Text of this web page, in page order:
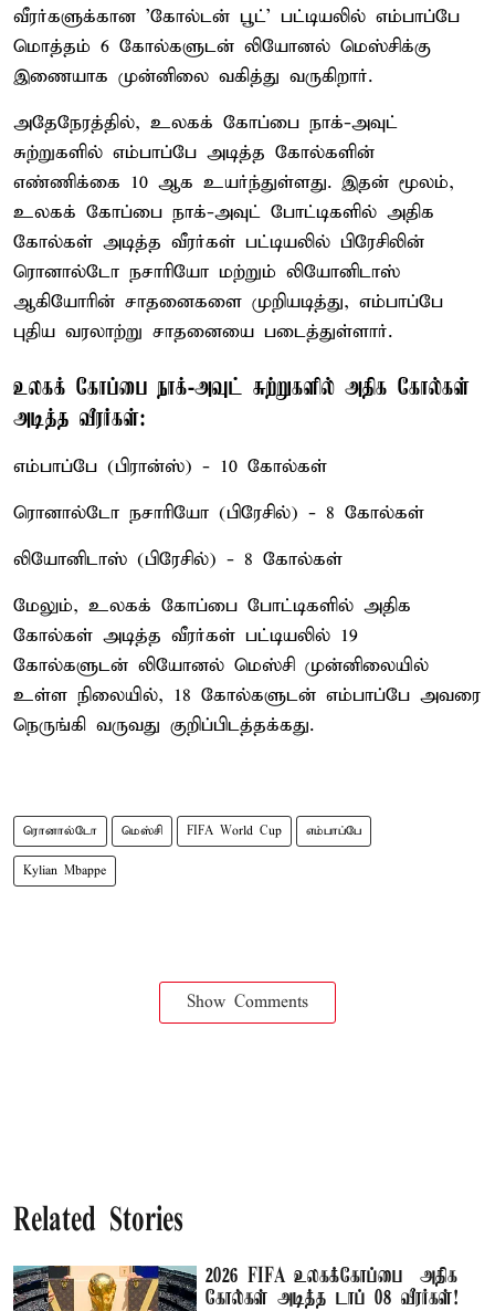
வீரர்களுக்கான 'கோல்டன் பூட்' பட்டியலில் எம்பாப்பே
மொத்தம் 6 கோல்களுடன் லியோனல் மெஸ்சிக்கு
இணையாக முன்னிலை வகித்து வருகிறார்.
அதேநேரத்தில், உலகக் கோப்பை நாக்-அவுட்
சுற்றுகளில் எம்பாப்பே அடித்த கோல்களின்
எண்ணிக்கை 10 ஆக உயர்ந்துள்ளது. இதன் மூலம்,
உலகக் கோப்பை நாக்-அவுட் போட்டிகளில் அதிக
கோல்கள் அடித்த வீரர்கள் பட்டியலில் பிரேசிலின்
ரொனால்டோ நசாரியோ மற்றும் லியோனிடாஸ்
ஆகியோரின் சாதனைகளை முறியடித்து, எம்பாப்பே
புதிய வரலாற்று சாதனையை படைத்துள்ளார்.
உலகக் கோப்பை நாக்-அவுட் சுற்றுகளில் அதிக கோல்கள்
அடித்த வீரர்கள்:
எம்பாப்பே (பிரான்ஸ்) - 10 கோல்கள்
ரொனால்டோ நசாரியோ (பிரேசில்) - 8 கோல்கள்
லியோனிடாஸ் (பிரேசில்) - 8 கோல்கள்
மேலும், உலகக் கோப்பை போட்டிகளில் அதிக
கோல்கள் அடித்த வீரர்கள் பட்டியலில் 19
கோல்களுடன் லியோனல் மெஸ்சி முன்னிலையில்
உள்ள நிலையில், 18 கோல்களுடன் எம்பாப்பே அவரை
நெருங்கி வருவது குறிப்பிடத்தக்கது.
ரொனால்டோ மெஸ்சி FIFA World Cup எம்பாப்பே
Kylian Mbappe
Show Comments
Related Stories
2026 FIFA உலகக்கோப்பை – அதிக
கோல்கள் அடித்த டாப் 08 வீரர்கள்!